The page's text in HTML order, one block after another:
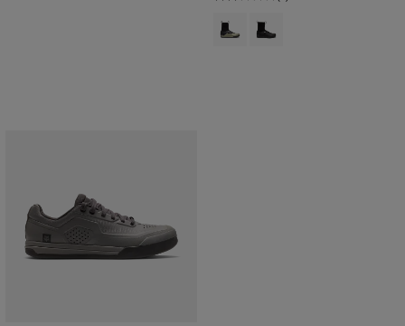
Product swatch type of Adobe-
Product swatch type of